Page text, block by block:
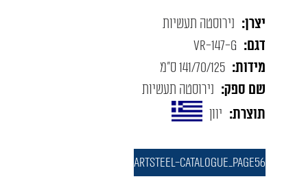
יצרן: נירוסטה תעשיות
דגם: VR-147-G
מידות: 141/70/125 ס"מ
שם ספק: נירוסטה תעשיות
תוצרת: יוון
ARTSTEEL-CATALOGUE_page56